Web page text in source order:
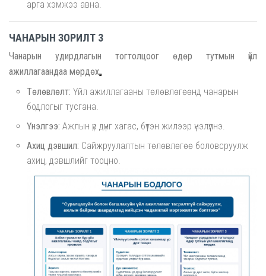
арга хэмжээ авна.
ЧАНАРЫН ЗОРИЛТ 3
Чанарын удирдлагын тогтолцоог өдөр тутмын үйл
ажиллагаандаа мөрдөх
Төлөвлөлт: Үйл ажиллагааны төлөвлөгөөнд чанарын
бодлогыг тусгана.
Үнэлгээ: Ажлын үр дүнг хагас, бүтэн жилээр үнэлүүлнэ.
Ахиц дэвшил: Сайжруулалтын төлөвлөгөө боловсруулж
ахиц, дэвшлийг тооцно.